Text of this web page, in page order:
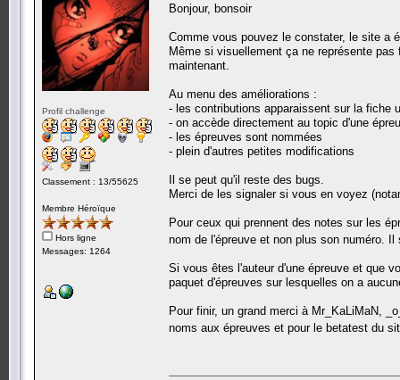
Profil challenge
Classement : 13/55625
Membre Héroïque
Hors ligne
Messages: 1264
Bonjour, bonsoir
Comme vous pouvez le constater, le site a
Même si visuellement ça ne représente
maintenant.
Au menu des améliorations :
- les contributions apparaissent sur la fiche
- on accède directement au topic d'une
- les épreuves sont nommées
- plein d'autres petites modifications
Il se peut qu'il reste des bugs.
Merci de les signaler si vous en voyez
Pour ceux qui prennent des notes sur les
nom de l'épreuve et non plus son numéro.
Si vous êtes l'auteur d'une épreuve et que
paquet d'épreuves sur lesquelles on a
Pour finir, un grand merci à Mr_KaLiMaN,
noms aux épreuves et pour le betatest du